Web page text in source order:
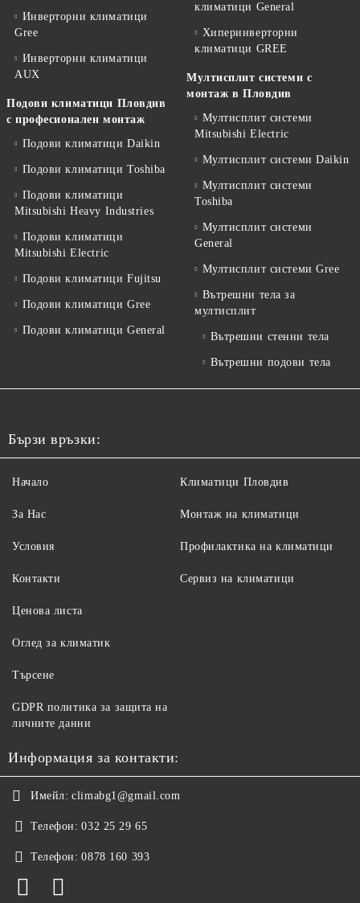
Инверторни климатици
Gree
Инверторни климатици
AUX
Подови климатици Пловдив
с професионален монтаж
Подови климатици Daikin
Подови климатици Toshiba
Подови климатици
Mitsubishi Heavy Industries
Подови климатици
Mitsubishi Electric
Подови климатици Fujitsu
Подови климатици Gree
Подови климатици General
климатици General
Хиперинверторни
климатици GREE
Мултисплит системи с
монтаж в Пловдив
Мултисплит системи
Mitsubishi Electric
Мултисплит системи Daikin
Мултисплит системи
Toshiba
Мултисплит системи
General
Мултисплит системи Gree
Вътрешни тела за
мултисплит
Вътрешни стенни тела
Вътрешни подови тела
Бързи връзки:
Начало
За Нас
Условия
Контакти
Климатици Пловдив
Монтаж на климатици
Профилактика на климатици
Сервиз на климатици
Ценова листа
Оглед за климатик
Търсене
GDPR политика за защита на
личните данни
Информация за контакти:
Имейл: climabg1@gmail.com
Телефон: 032 25 29 65
Телефон: 0878 160 393